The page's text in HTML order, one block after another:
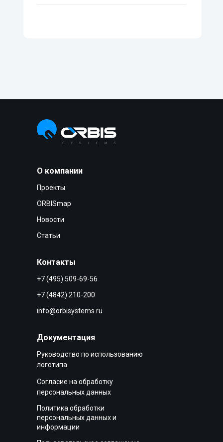
+7 (4842) 210-200
Руководство по использованию
логотипа
Согласие на обработку
персональных данных
Политика обработки
персональных данных и
информации
info@orbisystems.ru
Статьи
Новости
ORBISmap
Документация
О компании
Контакты
Проекты
+7 (495) 509-69-56